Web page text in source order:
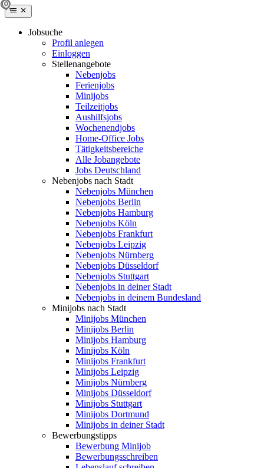
Jobsuche
Profil anlegen
Einloggen
Stellenangebote
Nebenjobs
Ferienjobs
Minijobs
Teilzeitjobs
Aushilfsjobs
Wochenendjobs
Home-Office Jobs
Tätigkeitsbereiche
Alle Jobangebote
Jobs Deutschland
Nebenjobs nach Stadt
Nebenjobs München
Nebenjobs Berlin
Nebenjobs Hamburg
Nebenjobs Köln
Nebenjobs Frankfurt
Nebenjobs Leipzig
Nebenjobs Nürnberg
Nebenjobs Düsseldorf
Nebenjobs Stuttgart
Nebenjobs in deiner Stadt
Nebenjobs in deinem Bundesland
Minijobs nach Stadt
Minijobs München
Minijobs Berlin
Minijobs Hamburg
Minijobs Köln
Minijobs Frankfurt
Minijobs Leipzig
Minijobs Nürnberg
Minijobs Düsseldorf
Minijobs Stuttgart
Minijobs Dortmund
Minijobs in deiner Stadt
Bewerbungstipps
Bewerbung Minijob
Bewerbungsschreiben